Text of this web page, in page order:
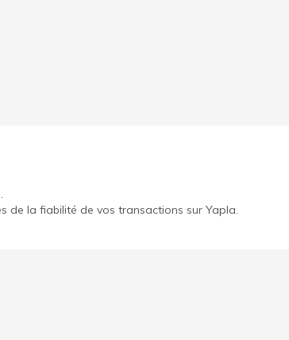
de la fiabilité de vos transactions sur Yapla.